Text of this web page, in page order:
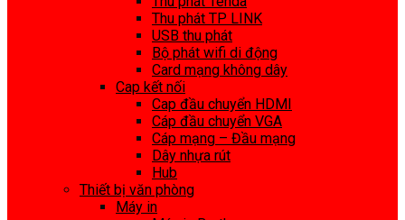
Thu phát TP LINK
USB thu phát
Bộ phát wifi di động
Card mạng không dây
Cap kết nối
Cap đầu chuyển HDMI
Cáp đầu chuyển VGA
Cáp mạng – Đầu mạng
Dây nhựa rút
Hub
Thiết bị văn phòng
Máy in